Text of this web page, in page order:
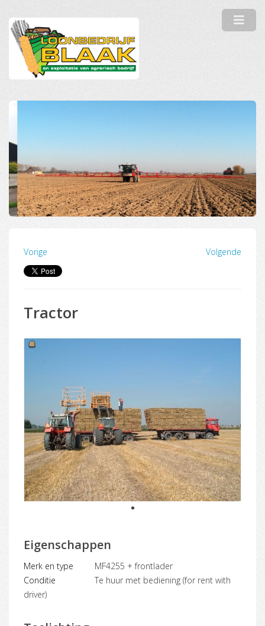
Vorige Volgende
Tractor
1
Eigenschappen
Merk en type
MF4255 + frontlader
Conditie
Te huur met bediening (for rent with
driver)